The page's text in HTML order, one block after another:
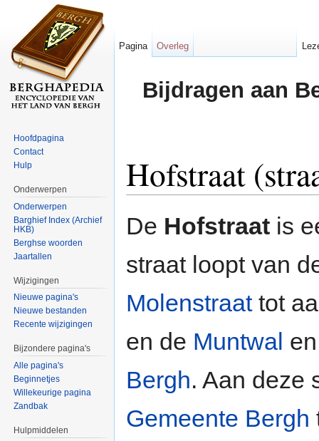
Bijdragen aan
Hofstraat
De Hofstraat is
straat loopt van
Molenstraattot
en de Muntwal
Bergh. Aan deze
Gemeente Bergh
Pagina Overleg
Hoofdpagina
Contact
Hulp
Onderwerpen
Onderwerpen
Barghief Index (Archief
HKB)
Berghse woorden
Jaartallen
Wijzigingen
Nieuwe pagina's
Nieuwe bestanden
Recente wijzigingen
Bijzondere pagina's
Alle pagina's
Beginnetjes
Willekeurige pagina
Zandbak
Hulpmiddelen